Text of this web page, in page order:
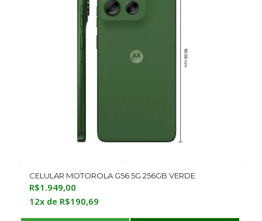
CELULAR MOTOROLA G56 5G 256GB VERDE
R$1.949,00
12x de R$190,69